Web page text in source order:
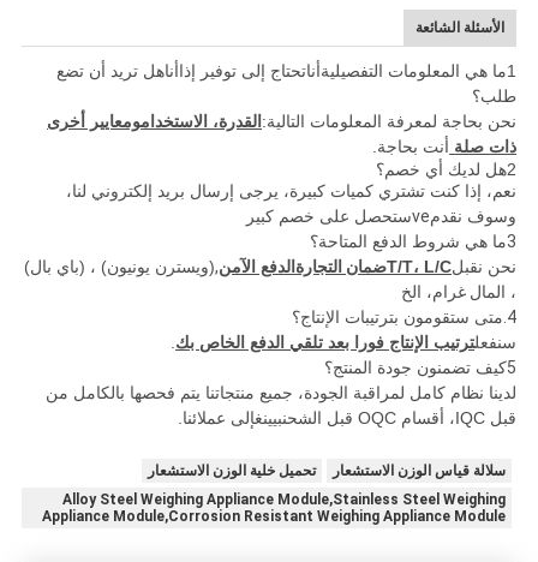
الأسئلة الشائعة
1ما هي المعلومات التفصيلية أناتحتاج إلى توفير إذاأناهل تريد أن تضع
طلب؟
نحن بحاجة لمعرفة المعلومات التالية: القدرة، الاستخدامومعايير أخرى
ذات صلة أنت بحاجة.
2هل لديك أي خصم؟
نعم، إذا كنت تشتري كميات كبيرة، يرجى إرسال بريد إلكتروني لنا،
وسوف نقدمveستحصل على خصم كبير
3ما هي شروط الدفع المتاحة؟
نحن نقبلT/T، L/Cضمان التجارة الدفع الآمن,(ويسترن يونيون) ، (باي بال)
، المال غرام، الخ
4. متى ستقومون بترتيبات الإنتاج؟
سنفعلترتيب الإنتاج فورا بعد تلقي الدفع الخاص بك.
5كيف تضمنون جودة المنتج؟
لدينا نظام كامل لمراقبة الجودة، جميع منتجاتنا يتم فحصها بالكامل من
قبل IQC، أقسام OQC قبل الشحن
بيينغإلى عملائنا.
سلالة قياس الوزن الاستشعار
تحميل خلية الوزن الاستشعار
Alloy Steel Weighing Appliance Module,Stainless Steel Weighing
Appliance Module,Corrosion Resistant Weighing Appliance Module